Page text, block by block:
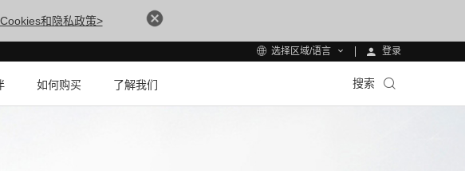
Cookies和隐私政策>
选择区域/语言 登录
如何购买 了解我们 搜索